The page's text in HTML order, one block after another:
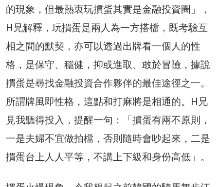
的現象，但最熱衷玩摜蛋其實是金融投資圈」，
H兄解釋，玩摜蛋是兩人為一方搭檔，既考驗互
相之間的默契，亦可以透過出牌看一個人的性
格，是保守、穩健，抑或進取、敢於冒險，據說
摜蛋是尋找金融投資合作夥伴的最佳途徑之一。
所謂牌風即性格，這點和打麻將是相通的。H兄
見我聽得投入，提醒一句：「摜蛋有兩不原則，
一是夫婦不宜做拍檔，否則隨時會吵起來，二是
摜蛋台上人人平等，不講上下級和身份高低」。